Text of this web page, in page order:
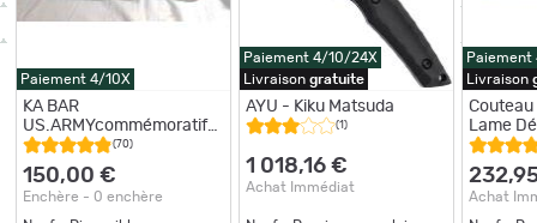
Paiement 4/10X
KA BAR
US.ARMYcommémoratif
110e 110th anniversary
1898-2008 neuf
(70)
150,00 €
Enchère - 0 enchère
Paiement 4/10/24X
Livraison gratuite
AYU - Kiku Matsuda
(1)
1 018,16 €
Achat Immédiat
Paiement
Livraison
Couteau
Lame
Achat